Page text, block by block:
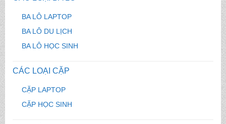
BA LÔ LAPTOP
BA LÔ DU LỊCH
BA LÔ HỌC SINH
CÁC LOẠI CẶP
CẶP LAPTOP
CẶP HỌC SINH